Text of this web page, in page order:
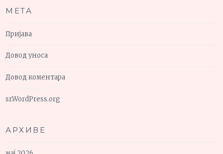
МЕТА
Пријава
Довод уноса
Довод коментара
sr.WordPress.org
АРХИВЕ